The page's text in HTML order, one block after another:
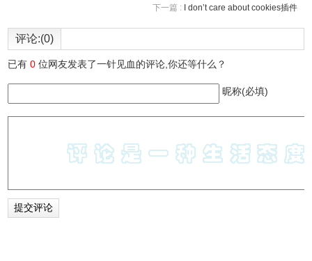
下一篇 : I don’t care about cookies插件
评论:(0)
已有0 位网友发表了一针见血的评论,你还等什么？
昵称(必填)